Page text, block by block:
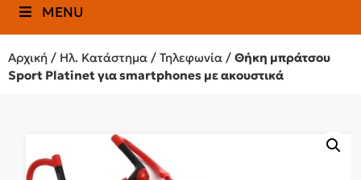
MENU
Αρχική / Ηλ. Κατάστημα / Τηλεφωνία / Θήκη μπράτσου
Sport Platinet για smartphones με ακουστικά